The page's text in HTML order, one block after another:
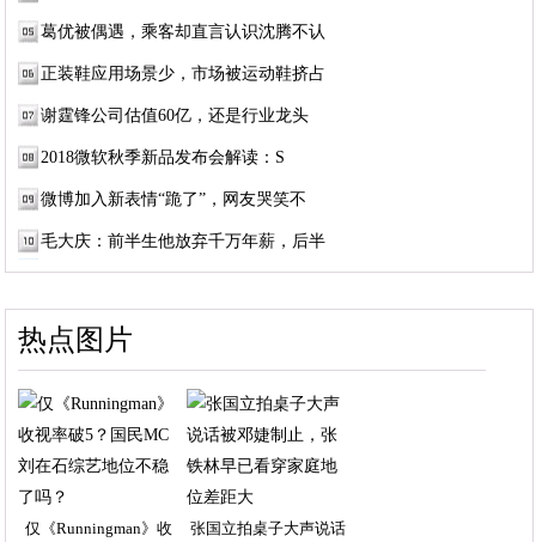
葛优被偶遇，乘客却直言认识沈腾不认
正装鞋应用场景少，市场被运动鞋挤占
谢霆锋公司估值60亿，还是行业龙头
2018微软秋季新品发布会解读：S
微博加入新表情“跪了”，网友哭笑不
毛大庆：前半生他放弃千万年薪，后半
热点图片
仅《Runningman》收
张国立拍桌子大声说话